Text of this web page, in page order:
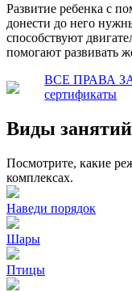
Развитие ребенка с
донести до него
способствуют
помогают развивать
ВСЕ ПРАВА
сертификаты
Виды занятий
Посмотрите, какие
комплексах.
Наведи порядок
Шары
Птицы